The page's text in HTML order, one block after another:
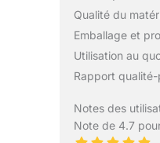
Qualité du
Emballage et
Utilisation au
Rapport qualité-
Notes des
Note de 4.7